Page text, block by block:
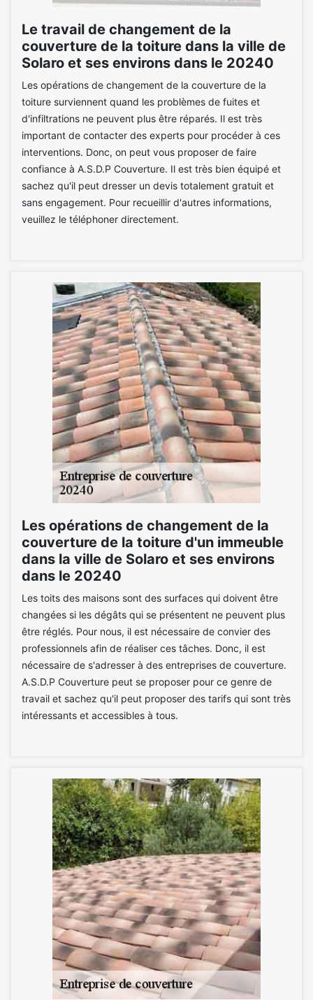
Le travail de changement de la
couverture de la toiture dans la ville de
Solaro et ses environs dans le 20240
Les opérations de changement de la couverture de la
toiture surviennent quand les problèmes de fuites et
d'infiltrations ne peuvent plus être réparés. Il est très
important de contacter des experts pour procéder à ces
interventions. Donc, on peut vous proposer de faire
confiance à A.S.D.P Couverture. Il est très bien équipé et
sachez qu'il peut dresser un devis totalement gratuit et
sans engagement. Pour recueillir d'autres informations,
veuillez le téléphoner directement.
Les opérations de changement de la
couverture de la toiture d'un immeuble
dans la ville de Solaro et ses environs
dans le 20240
Les toits des maisons sont des surfaces qui doivent être
changées si les dégâts qui se présentent ne peuvent plus
être réglés. Pour nous, il est nécessaire de convier des
professionnels afin de réaliser ces tâches. Donc, il est
nécessaire de s'adresser à des entreprises de couverture.
A.S.D.P Couverture peut se proposer pour ce genre de
travail et sachez qu'il peut proposer des tarifs qui sont très
intéressants et accessibles à tous.